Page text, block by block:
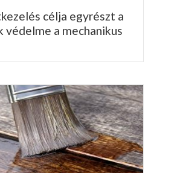
célja egyrészt a
a mechanikus